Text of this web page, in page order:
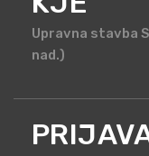
Upravna stavba
nad.)